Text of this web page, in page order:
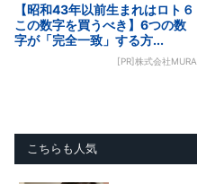
【昭和43年以前生まれはロト６
この数字を買うべき】6つの数
字が「完全一致」する方...
[PR]株式会社MURA
こちらも人気